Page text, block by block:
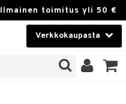
Ilmainen toimitus yli 50 €
Verkkokaupasta